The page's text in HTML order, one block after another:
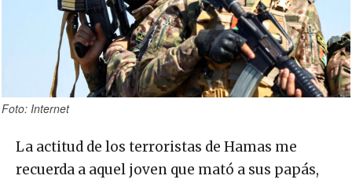
Foto: Internet
La actitud de los terroristas de Hamas me
recuerda a aquel joven que mató a sus papás,